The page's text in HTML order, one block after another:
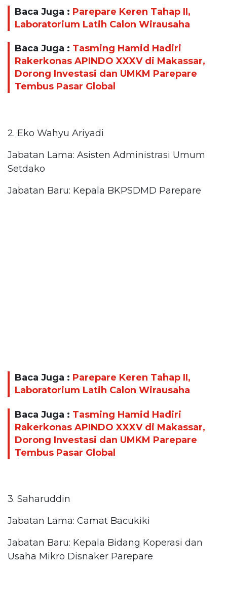
Baca Juga : Parepare Keren Tahap II,
Laboratorium Latih Calon Wirausaha
Baca Juga : Tasming Hamid Hadiri
Rakerkonas APINDO XXXV di Makassar,
Dorong Investasi dan UMKM Parepare
Tembus Pasar Global
2. Eko Wahyu Ariyadi
Jabatan Lama: Asisten Administrasi Umum
Setdako
Jabatan Baru: Kepala BKPSDMD Parepare
Baca Juga : Parepare Keren Tahap II,
Laboratorium Latih Calon Wirausaha
Baca Juga : Tasming Hamid Hadiri
Rakerkonas APINDO XXXV di Makassar,
Dorong Investasi dan UMKM Parepare
Tembus Pasar Global
3. Saharuddin
Jabatan Lama: Camat Bacukiki
Jabatan Baru: Kepala Bidang Koperasi dan
Usaha Mikro Disnaker Parepare